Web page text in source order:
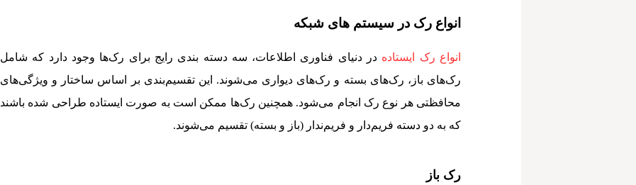
انواع رک در سیستم های شبکه
انواع رک ایستاده در دنیای فناوری اطلاعات، سه دسته بندی رایج برای رک‌ها وجود دارد که شامل
رک‌های باز، رک‌های بسته و رک‌های دیواری می‌شوند. این تقسیم‌بندی بر اساس ساختار و ویژگی‌های
محافظتی هر نوع رک انجام می‌شود. همچنین رک‌ها ممکن است به صورت ایستاده طراحی شده باشند
که به دو دسته فریم‌دار و فریم‌ندار (باز و بسته) تقسیم می‌شوند.
رک باز